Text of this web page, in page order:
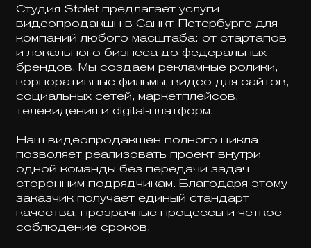
Студия Stolet предлагает услуги
видеопродакшн в Санкт-Петербурге для
компаний любого масштаба: от стартапов
и локального бизнеса до федеральных
брендов. Мы создаем рекламные ролики,
корпоративные фильмы, видео для сайтов,
социальных сетей, маркетплейсов,
телевидения и digital-платформ.
Наш видеопродакшен полного цикла
позволяет реализовать проект внутри
одной команды без передачи задач
сторонним подрядчикам. Благодаря этому
заказчик получает единый стандарт
качества, прозрачные процессы и четкое
соблюдение сроков.